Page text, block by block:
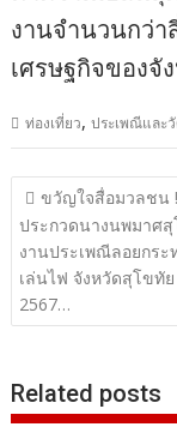
งานจำนวนกว่
เศรษฐกิจของจั
ท่องเที่ยว,ประเพณีและ
แนะแนว
เรื่อง
ขวัญใจสื่อมวลชน
ประกวดนางนพมาศ
งานประเพณีลอยกระ
เล่นไฟ จังหวัดสุโขทั
2567…
Related posts